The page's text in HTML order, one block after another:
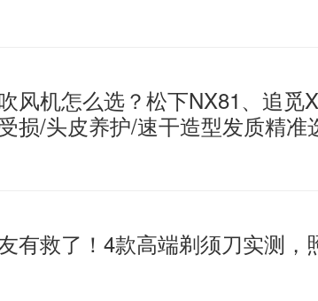
风机怎么选？松下NX81、追觅
/头皮养护/速干造型发质精准
有救了！4款高端剃须刀实测，